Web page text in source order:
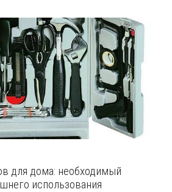
для дома: необходимый
использования